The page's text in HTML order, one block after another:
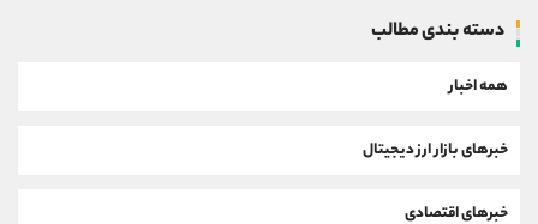
دسته بندی مطالب
همه اخبار
خبرهای بازار ارز دیجیتال
خبرهای اقتصادی